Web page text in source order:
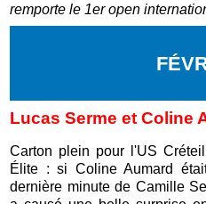
remporte le 1er open
Lucas Serme et Coline
Carton plein pour l'US
Élite : si Coline Aumard
dernière minute de Camille